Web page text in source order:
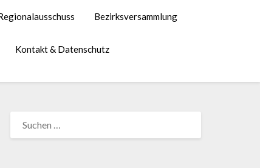
Bezirksversammlung
Kontakt & Datenschutz